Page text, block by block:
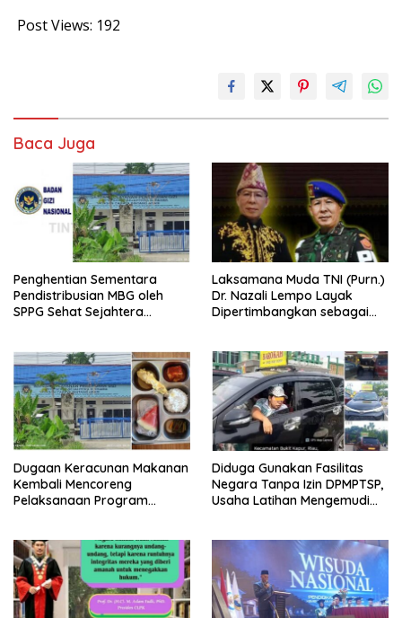
Post Views: 192
Baca Juga
Penghentian Sementara
Pendistribusian MBG oleh
SPPG Sehat Sejahtera
Laksamana Muda TNI (Purn.)
Dr. Nazali Lempo Layak
Dipertimbangkan sebagai
Berkompromi terhadap
Penegakan Hukum
Dugaan Keracunan Makanan
Kembali Mencoreng
Pelaksanaan Program
Bersama Kota Dumai
Diduga Gunakan Fasilitas
Negara Tanpa Izin DPMPTSP,
Usaha Latihan Mengemudi